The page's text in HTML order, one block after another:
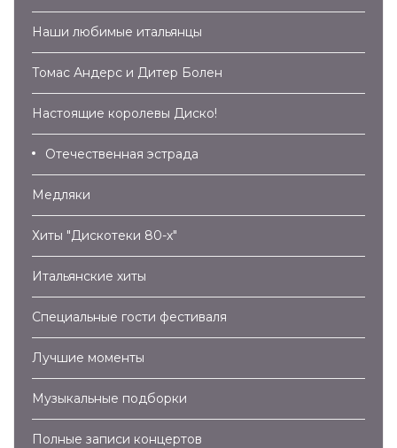
Наши любимые итальянцы
Томас Андерс и Дитер Болен
Настоящие королевы Диско!
Отечественная эстрада
Медляки
Хиты "Дискотеки 80-х"
Итальянские хиты
Специальные гости фестиваля
Лучшие моменты
Музыкальные подборки
Полные записи концертов